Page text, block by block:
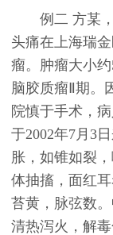
例二 方某，
头痛在上海瑞
瘤。肿瘤大小约
脑胶质瘤Ⅱ期。
院慎于手术，
于2002年7月3
胀，如锥如裂
体抽搐，面红
苔黄，脉弦数
清热泻火，解